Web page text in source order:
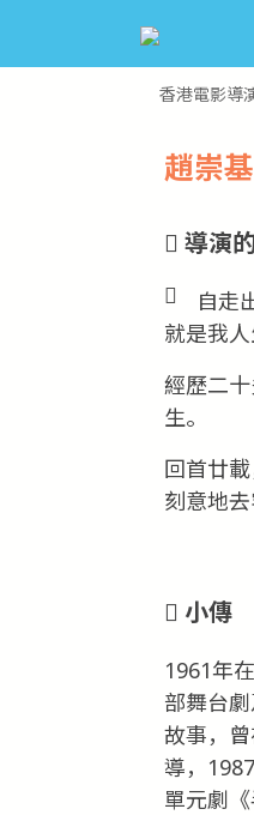
香港電影導
趙崇
導演
自走
就是我人
經歷二
生。
回首廿
刻意地
小傳
1961年
部舞台
故事，
導，
單元劇